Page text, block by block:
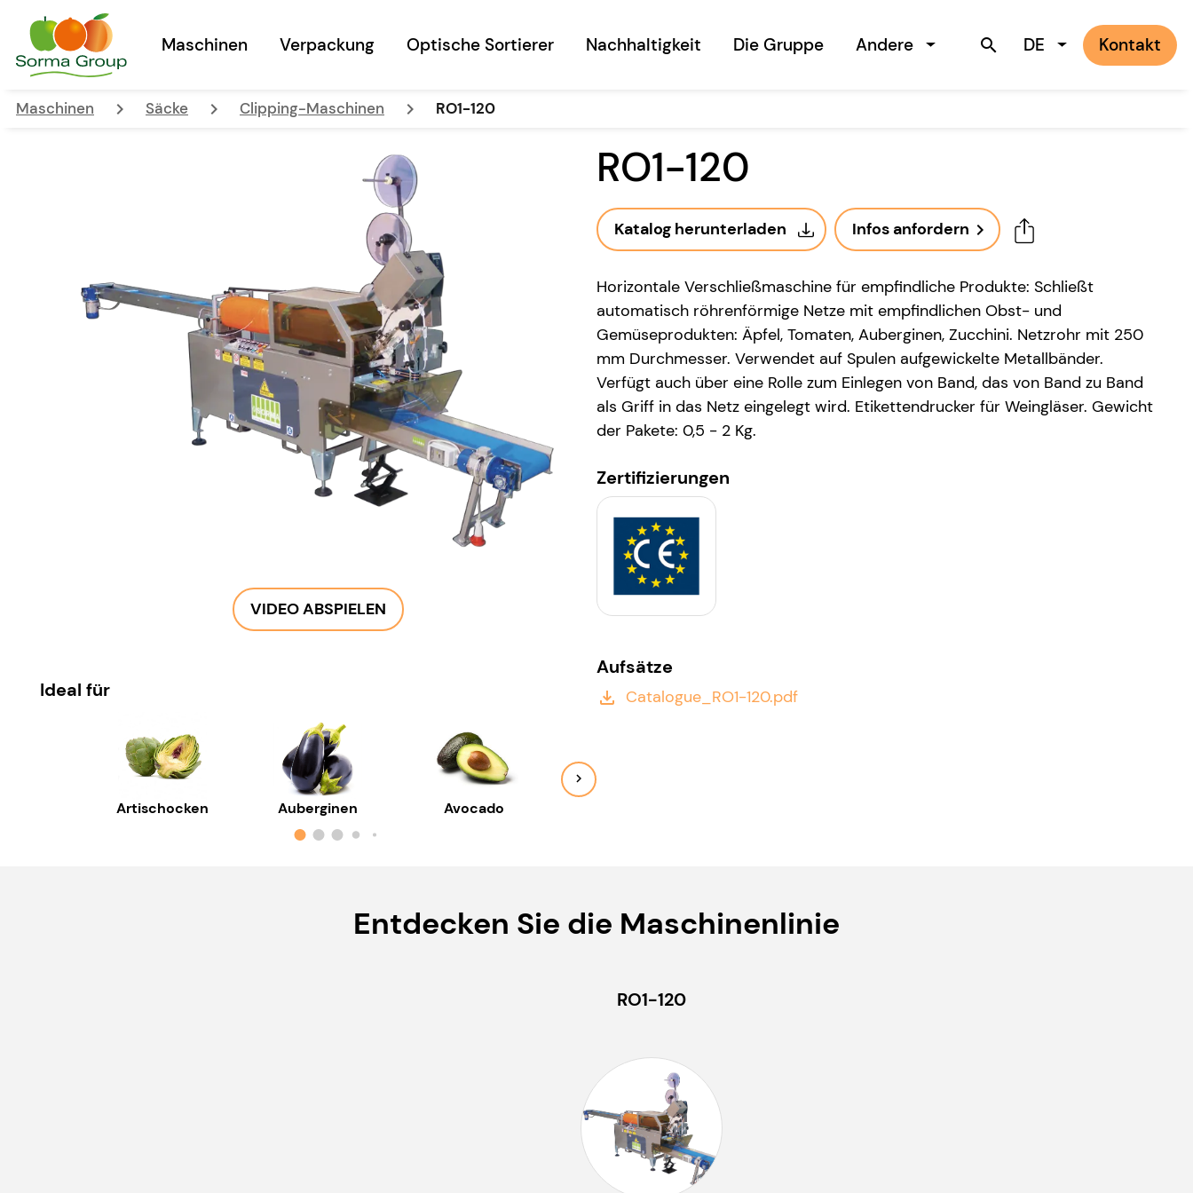
Maschinen Verpackung Optische Sortierer Nachhaltigkeit Die Gruppe Andere search DE Kontakt
Maschinen keyboard_arrow_right Säcke keyboard_arrow_right Clipping-Maschinen keyboard_arrow_right RO1-120
VIDEO ABSPIELEN
Ideal für
Artischocken Auberginen Avocado
RO1-120
Katalog herunterladen Infos anfordern navigate_next
Horizontale Verschließmaschine für empfindliche Produkte: Schließt
automatisch röhrenförmige Netze mit empfindlichen Obst- und
Gemüseprodukten: Äpfel, Tomaten, Auberginen, Zucchini. Netzrohr mit 250
mm Durchmesser. Verwendet auf Spulen aufgewickelte Metallbänder.
Verfügt auch über eine Rolle zum Einlegen von Band, das von Band zu Band
als Griff in das Netz eingelegt wird. Etikettendrucker für Weingläser. Gewicht
der Pakete: 0,5 - 2 Kg.
Zertifizierungen
Aufsätze
file_download Catalogue_RO1-120.pdf
Entdecken Sie die Maschinenlinie
RO1-120